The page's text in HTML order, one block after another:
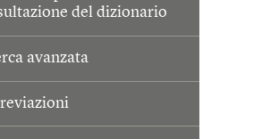
del dizionario
avanzata